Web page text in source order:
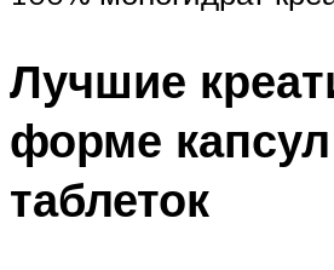
Лучшие
форме
таблеток